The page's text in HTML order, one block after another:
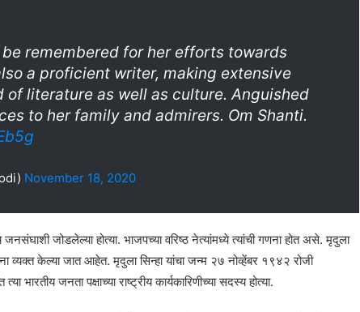
remembered for her efforts towards
a proficient writer, making extensive
literature as well as culture. Anguished
to her family and admirers. Om Shanti.
November 18, 2020
जोडलेल्या होत्या. भाजपच्या वरिष्ठ नेत्यांमध्ये त्यांची गणना होत असे. मृदुला
व्यक्त केल्या जात आहेत. मृदुला सिन्हा यांचा जन्म २७ नोव्हेंबर १९४२ रोजी
जनता पक्षाच्या राष्ट्रीय कार्यकारिणीच्या सदस्य होत्या.